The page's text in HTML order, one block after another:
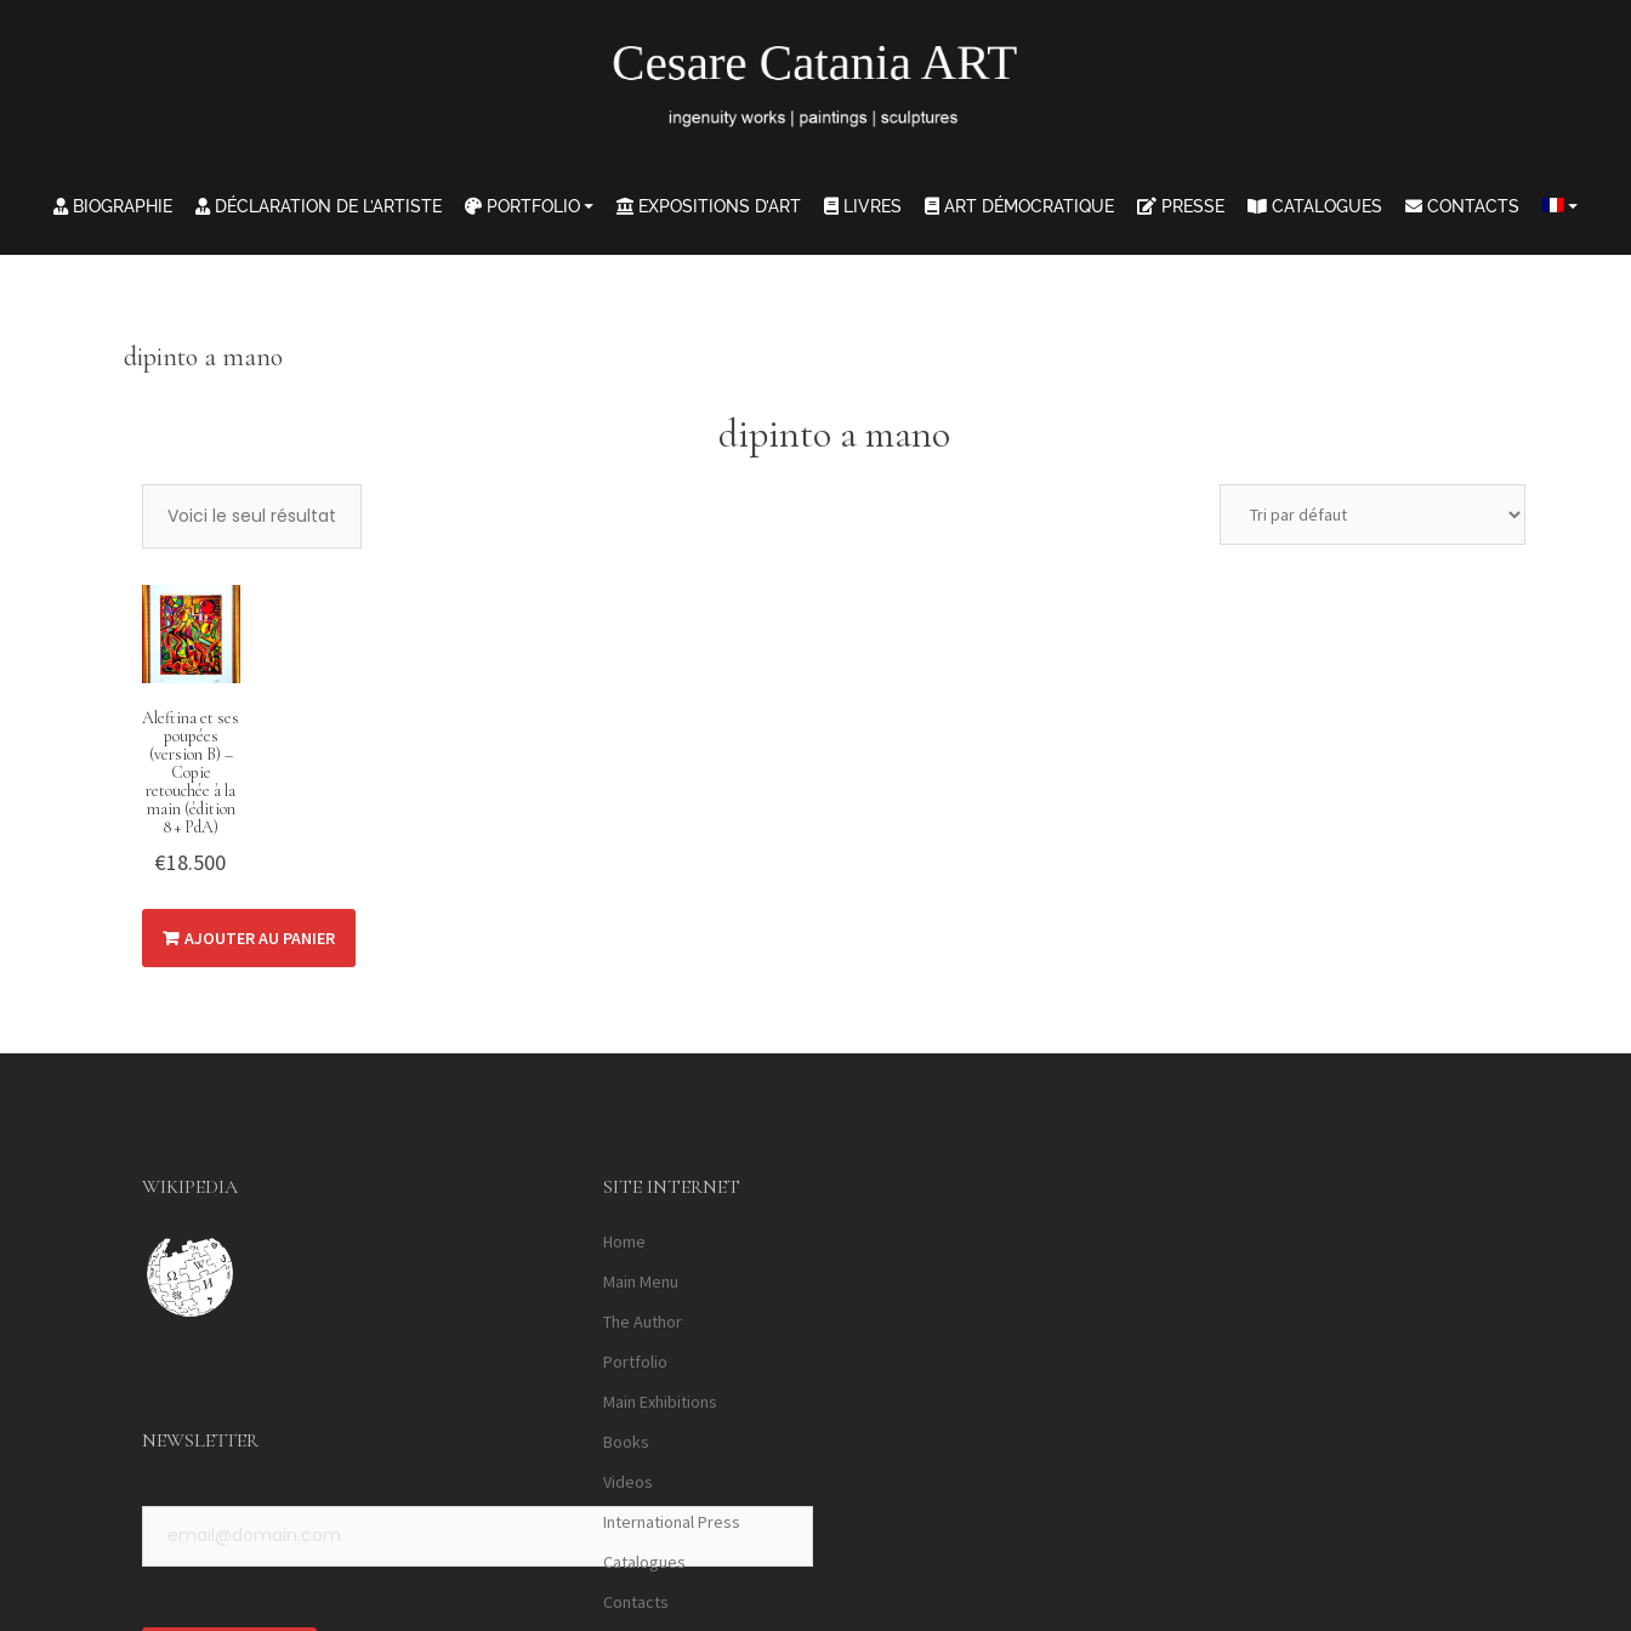
BIOGRAPHIE DÉCLARATION DE L’ARTISTE PORTFOLIO EXPOSITIONS D’ART LIVRES ART DÉMOCRATIQUE PRESSE CATALOGUES CONTACTS
dipinto a mano
dipinto a mano
Voici le seul résultat
Aleftina et ses
poupées
(version B) –
Copie
retouchée à la
main (édition
8 + PdA)
€18.500
AJOUTER AU PANIER
WIKIPEDIA
NEWSLETTER
SITE INTERNET
Home
Main Menu
The Author
Portfolio
Main Exhibitions
Books
Videos
International Press
Catalogues
Contacts